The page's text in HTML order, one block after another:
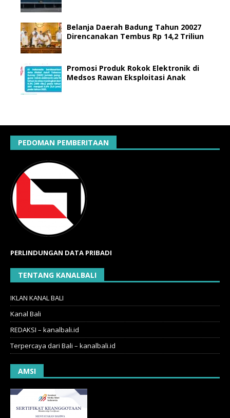
Belanja Daerah Badung Tahun 20027
Direncanakan Tembus Rp 14,2 Triliun
Promosi Produk Rokok Elektronik di
Medsos Rawan Eksploitasi Anak
PEDOMAN PEMBERITAAN
PERLINDUNGAN DATA PRIBADI
TENTANG KANALBALI
IKLAN KANAL BALI
Kanal Bali
REDAKSI – kanalbali.id
Terpercaya dari Bali – kanalbali.id
AMSI